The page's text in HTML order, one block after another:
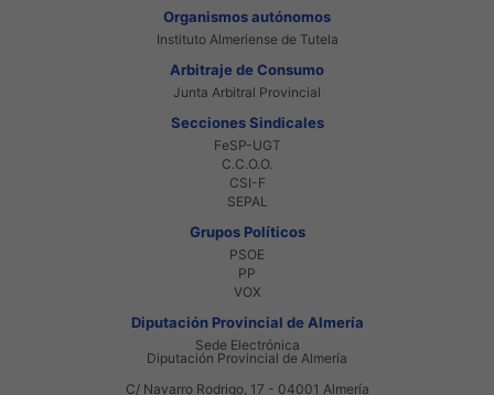
Organismos autónomos
Instituto Almeriense de Tutela
Arbitraje de Consumo
Junta Arbitral Provincial
Secciones Sindicales
FeSP-UGT
C.C.O.O.
CSI-F
SEPAL
Grupos Políticos
PSOE
PP
VOX
Diputación Provincial de Almería
Sede Electrónica
Diputación Provincial de Almería
C/ Navarro Rodrigo, 17 - 04001 Almería